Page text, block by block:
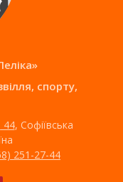
спорту,
44, Софіївська
251-27-44